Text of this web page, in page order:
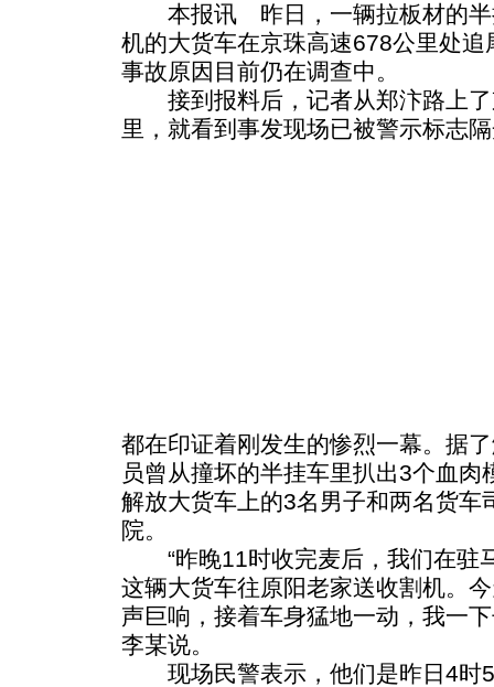
本报讯 昨日，一辆拉板材的半
机的大货车在京珠高速678公里处
事故原因目前仍在调查中。
接到报料后，记者从郑汴路上了
里，就看到事发现场已被警示标志
都在印证着刚发生的惨烈一幕。据
员曾从撞坏的半挂车里扒出3个血
解放大货车上的3名男子和两名货车
院。
“昨晚11时收完麦后，我们在驻
这辆大货车往原阳老家送收割机。
声巨响，接着车身猛地一动，我一
李某说。
现场民警表示，他们是昨日4时